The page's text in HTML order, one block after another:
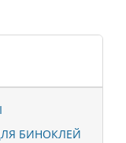
БИНОКЛЕЙ